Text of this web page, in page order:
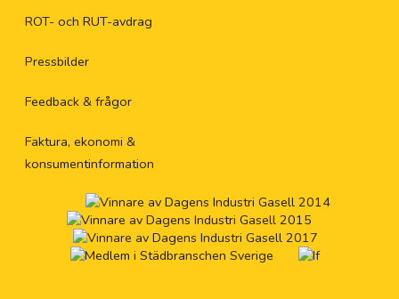
ROT- och RUT-avdrag
Pressbilder
Feedback & frågor
Faktura, ekonomi &
konsumentinformation